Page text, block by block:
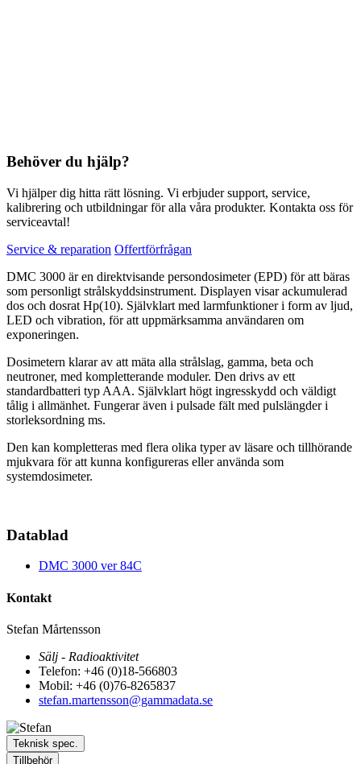
Behöver du hjälp?
Vi hjälper dig hitta rätt lösning. Vi erbjuder support, service,
kalibrering och utbildningar för alla våra produkter. Kontakta oss för
serviceavtal!
Service & reparation Offertförfrågan
DMC 3000 är en direktvisande persondosimeter (EPD) för att bäras
som personligt strålskyddsinstrument. Displayen visar ackumulerad
dos och dosrat Hp(10). Självklart med larmfunktioner i form av ljud,
LED och vibration, för att uppmärksamma användaren om
exponeringen.
Dosimetern klarar av att mäta alla strålslag, gamma, beta och
neutroner, med kompletterande moduler. Den drivs av ett
standardbatteri typ AAA. Självklart högt ingresskydd och väldigt
tålig i allmänhet. Fungerar även i pulsade fält med pulslängder i
storleksordning ms.
Den kan kompletteras med flera olika typer av läsare och tillhörande
mjukvara för att kunna konfigureras eller använda som
systemdosimeter.
Datablad
DMC 3000 ver 84C
Kontakt
Stefan Mårtensson
Sälj - Radioaktivitet
Telefon: +46 (0)18-566803
Mobil: +46 (0)76-8265837
stefan.martensson@gammadata.se
Teknisk spec.
Tillbehör